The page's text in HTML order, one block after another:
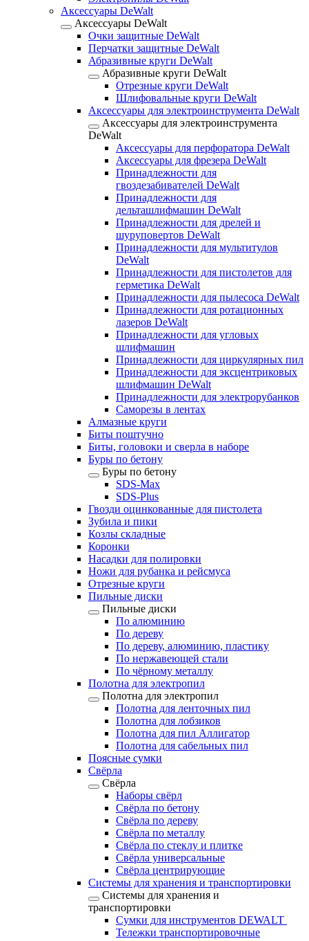
Аксессуары DeWalt
Аксессуары DeWalt
Очки защитные DeWalt
Перчатки защитные DeWalt
Абразивные круги DeWalt
Абразивные круги DeWalt
Отрезные круги DeWalt
Шлифовальные круги DeWalt
Аксессуары для электроинструмента DeWalt
Аксессуары для электроинструмента
DeWalt
Аксессуары для перфоратора DeWalt
Аксессуары для фрезера DeWalt
Принадлежности для
гвоздезабивателей DeWalt
Принадлежности для
дельташлифмашин DeWalt
Принадлежности для дрелей и
шуруповертов DeWalt
Принадлежности для мультитулов
DeWalt
Принадлежности для пистолетов для
герметика DeWalt
Принадлежности для пылесоса DeWalt
Принадлежности для ротационных
лазеров DeWalt
Принадлежности для угловых
шлифмашин
Принадлежности для циркулярных пил
Принадлежности для эксцентриковых
шлифмашин DeWalt
Принадлежности для электрорубанков
Саморезы в лентах
Алмазные круги
Биты поштучно
Биты, головоки и сверла в наборе
Буры по бетону
Буры по бетону
SDS-Max
SDS-Plus
Гвозди оцинкованные для пистолета
Зубила и пики
Козлы складные
Коронки
Насадки для полировки
Ножи для рубанка и рейсмуса
Отрезные круги
Пильные диски
Пильные диски
По алюминию
По дереву
По дереву, алюминию, пластику
По нержавеющей стали
По чёрному металлу
Полотна для электропил
Полотна для электропил
Полотна для ленточных пил
Полотна для лобзиков
Полотна для пил Аллигатор
Полотна для сабельных пил
Поясные сумки
Свёрла
Свёрла
Наборы свёрл
Свёрла по бетону
Свёрла по дереву
Свёрла по металлу
Свёрла по стеклу и плитке
Свёрла универсальные
Свёрла центрирующие
Системы для хранения и транспортировки
Системы для хранения и
транспортировки
Сумки для инструментов DEWALT
Тележки транспортировочные